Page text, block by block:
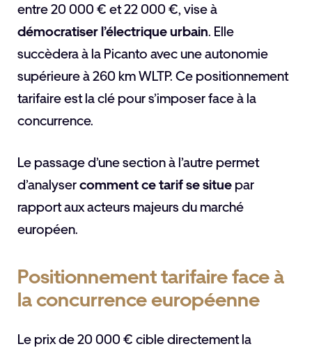
entre 20 000 € et 22 000 €, vise à
démocratiser l’électrique urbain. Elle
succèdera à la Picanto avec une autonomie
supérieure à 260 km WLTP. Ce positionnement
tarifaire est la clé pour s’imposer face à la
concurrence.
Le passage d’une section à l’autre permet
d’analysercomment ce tarif se situe par
rapport aux acteurs majeurs du marché
européen.
Positionnement tarifaire face à
la concurrence européenne
Le prix de 20 000 € cible directement la